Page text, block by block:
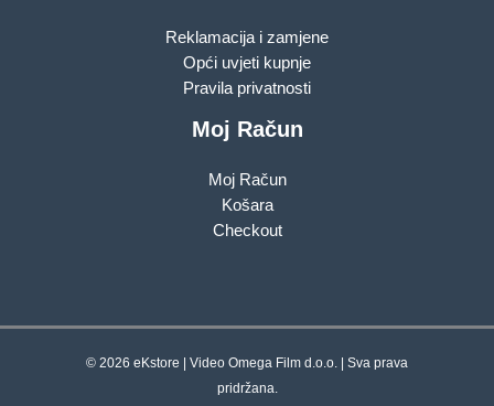
Reklamacija i zamjene
Opći uvjeti kupnje
Pravila privatnosti
Moj Račun
Moj Račun
Košara
Checkout
© 2026 eKstore | Video Omega Film d.o.o. | Sva prava
pridržana.